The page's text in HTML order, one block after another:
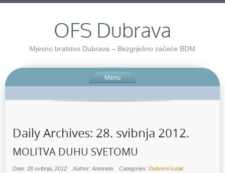
OFS Dubrava
Mjesno bratstvo Dubrava – Bezgrješno začeće BDM
Menu
Daily Archives: 28. svibnja 2012.
MOLITVA DUHU SVETOMU
Date: 28 svibnja, 2012 Author: Antonela Categories: Duhovni kutak